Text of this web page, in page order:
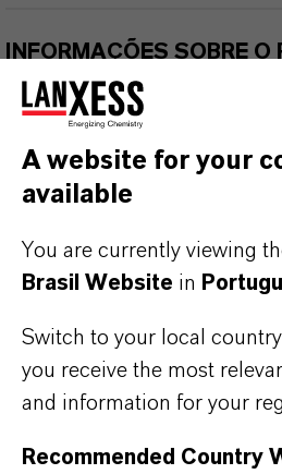
INFORMAÇÕES SOBRE O
(Número CAS)
A website for your
available
You are currently viewing
Brasil Website in
Switch to your local
you receive the most
and information for your
Recommended Country